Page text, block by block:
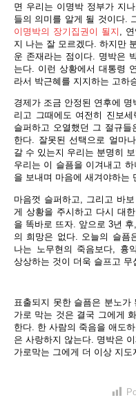
면 우리는 이명박 정부가 지
들의 의미를 알게 될 것이다.
이명박의 장기집권이 될지
,
지 나는 잘 모르겠다. 하지만
운 존재라는 점이다. 명박은
는다. 이런 상황에서 대통령
라서 박근혜를 지지하는 고하
경제가 조금 안정된 연후에
리고 그때에도 여전히 진보
슬퍼하고 오열했던 그 절규
한다. 잘못된 선택으로 얼마
갈 수 있는지 우리는 분명히
우리는 이 슬픔을 이겨내고
을 보내며 마음에 새겨야하는
마음껏 슬퍼하고, 그리고 바
게 상황을 주시하고 다시 대
을 똑바로 뜨자. 앞으로 3년
의 희망은 없다. 오늘의 슬픔
나는 노무현의 죽음보다, 흉
상상하는 것이 더욱 슬프고 무
표출되지 못한 슬픔은 분노가
가로 막는 것은 결국 그에게
한다. 한 사람의 죽음을 애도
은 사랑하지 않는다. 명박은
가로막는 그에게 더 이상 지도